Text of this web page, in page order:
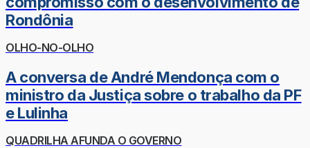
Rondônia
OLHO-NO-OLHO
A conversa de André Mendonça com o
ministro da Justiça sobre o trabalho da PF
e Lulinha
QUADRILHA AFUNDA O GOVERNO